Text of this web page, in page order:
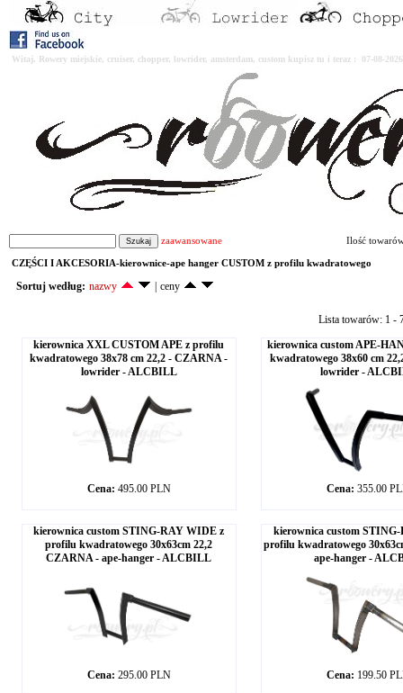
Witaj. Rowery miejskie, cruiser, chopper, lowrider, amsterdam, custom kupisz tu i teraz : 07-08-
zaawansowane Ilość
CZĘŚCI I AKCESORIA-kierownice-ape hanger CUSTOM z profilu kwadratowego
Sortuj według: nazwy ceny
Lista towarów: 1 -
kierownica XXL CUSTOM APE z profilu
kwadratowego 38x78 cm 22,2 - CZARNA -
lowrider - ALCBILL
Cena: 495.00 PLN
kierownica custom APE-
kwadratowego 38x60 cm
lowrider -
Cena: 355.00
kierownica custom STING-RAY WIDE z
profilu kwadratowego 30x63cm 22,2
CZARNA - ape-hanger - ALCBILL
Cena: 295.00 PLN
kierownica custom
profilu kwadratowego
ape-hanger -
Cena: 199.50